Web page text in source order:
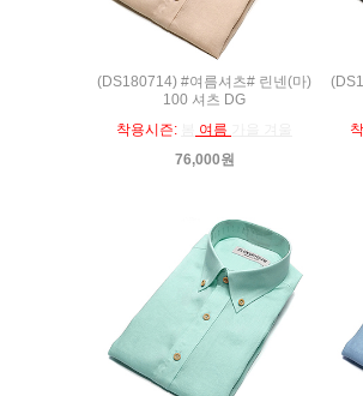
(DS180714) #여름셔츠# 린넨(마)
100 셔츠 DG
착용시즌:
여름
76,000원